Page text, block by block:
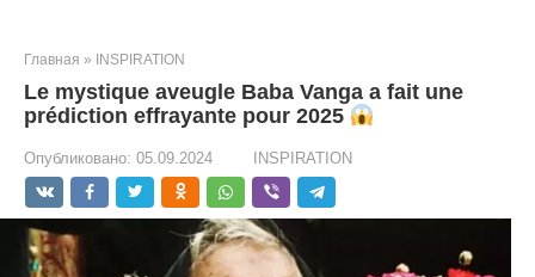
Главная » INSPIRATION
Le mystique aveugle Baba Vanga a fait une
prédiction effrayante pour 2025
Опубликовано: 05.09.2024 INSPIRATION